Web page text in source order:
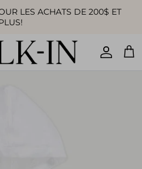
LES ACHATS DE 200$ ET
Compte